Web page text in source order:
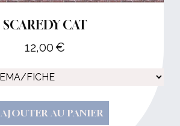
SCAREDY CAT
12,00€
AJOUTER AU PANIER